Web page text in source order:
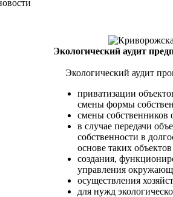
Экологический аудит
Экологический аудит
приватизации
смены формы
смены собственников
в случае передачи
собственности в
основе таких
создания,
управления
осуществления
для нужд